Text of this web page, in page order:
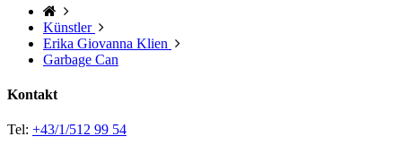
Künstler
Erika Giovanna Klien
Garbage Can
Kontakt
Tel: +43/1/512 99 54